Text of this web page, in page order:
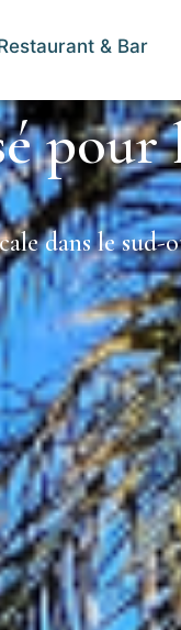
& Bar
pour
dans le sud-